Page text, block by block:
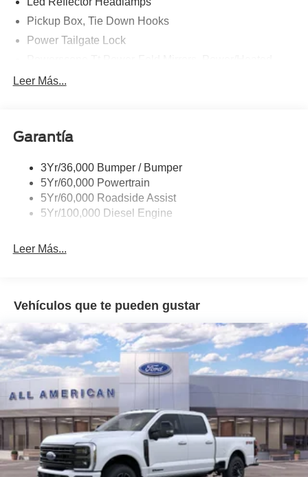
Pickup Box, Tie Down Hooks
Power Tailgate Lock
Rear Window Privacy Glass W/Defrost
Trailer Sway Control
Leer Más...
Garantía
3Yr/36,000 Bumper / Bumper
5Yr/60,000 Powertrain
5Yr/60,000 Roadside Assist
5Yr/100,000 Diesel Engine
Leer Más...
Vehículos que te pueden gustar